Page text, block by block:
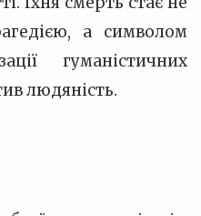
а символом
гуманістичних
людяність.